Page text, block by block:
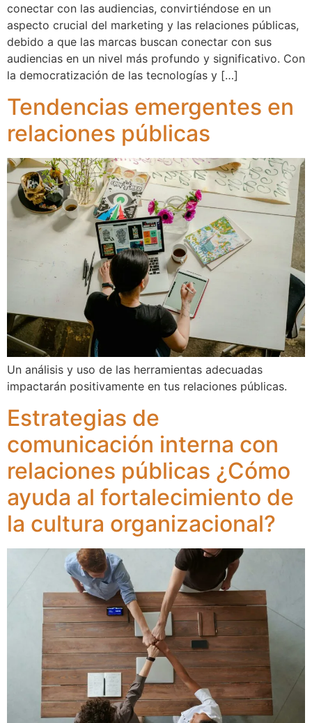
conectar con las audiencias, convirtiéndose en un
aspecto crucial del marketing y las relaciones públicas,
debido a que las marcas buscan conectar con sus
audiencias en un nivel más profundo y significativo. Con
la democratización de las tecnologías y […]
Tendencias emergentes en
relaciones públicas
Un análisis y uso de las herramientas adecuadas
impactarán positivamente en tus relaciones públicas.
Estrategias de
comunicación interna con
relaciones públicas ¿Cómo
ayuda al fortalecimiento de
la cultura organizacional?